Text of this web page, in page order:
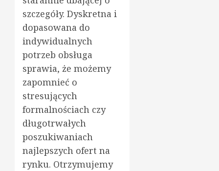
szczegóły. Dyskretna i
dopasowana do
indywidualnych
potrzeb obsługa
sprawia, że możemy
zapomnieć o
stresujących
formalnościach czy
długotrwałych
poszukiwaniach
najlepszych ofert na
rynku. Otrzymujemy